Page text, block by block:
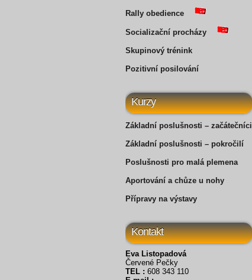
Rally obedience
Socializační procházy
Skupinový trénink
Pozitivní posilování
Kurzy
Základní poslušnosti – začátečníci
Základní poslušnosti – pokročilí
Poslušnosti pro malá plemena
Aportování a chůze u nohy
Přípravy na výstavy
Kontakt
Eva Listopadová
Červené Pečky
TEL : 608 343 110